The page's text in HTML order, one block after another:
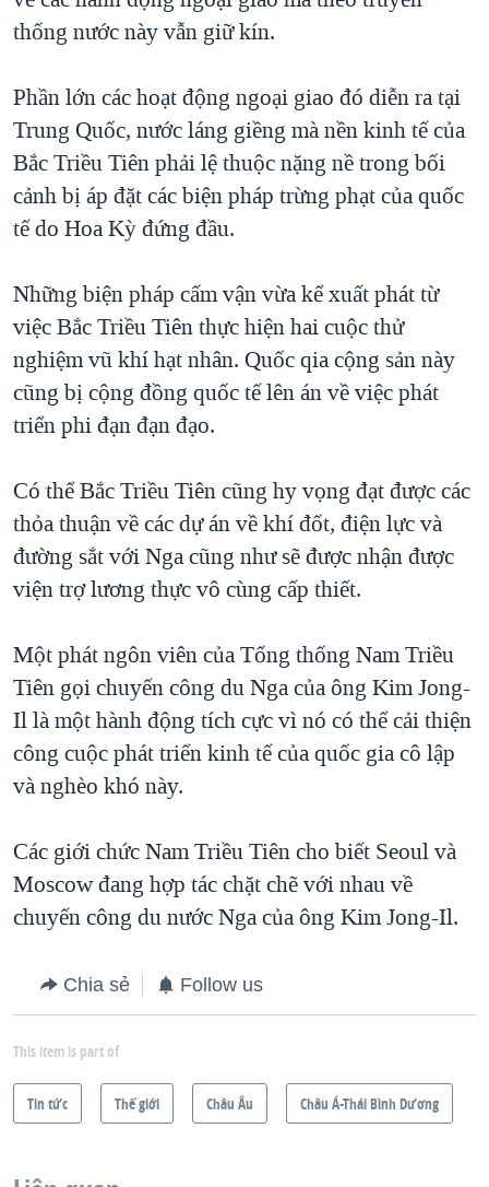
thống nước này vẫn giữ kín.
Phần lớn các hoạt động ngoại giao đó diễn ra tại
Trung Quốc, nước láng giềng mà nền kinh tế của
Bắc Triều Tiên phải lệ thuộc nặng nề trong bối
cảnh bị áp đặt các biện pháp trừng phạt của quốc
tế do Hoa Kỳ đứng đầu.
Những biện pháp cấm vận vừa kể xuất phát từ
việc Bắc Triều Tiên thực hiện hai cuộc thử
nghiệm vũ khí hạt nhân. Quốc qia cộng sản này
cũng bị cộng đồng quốc tế lên án về việc phát
triển phi đạn đạn đạo.
Có thể Bắc Triều Tiên cũng hy vọng đạt được các
thỏa thuận về các dự án về khí đốt, điện lực và
đường sắt với Nga cũng như sẽ được nhận được
viện trợ lương thực vô cùng cấp thiết.
Một phát ngôn viên của Tổng thống Nam Triều
Tiên gọi chuyến công du Nga của ông Kim Jong-
Il là một hành động tích cực vì nó có thể cải thiện
công cuộc phát triển kinh tế của quốc gia cô lập
và nghèo khó này.
Các giới chức Nam Triều Tiên cho biết Seoul và
Moscow đang hợp tác chặt chẽ với nhau về
chuyến công du nước Nga của ông Kim Jong-Il.
Chia sẻ Follow us
This item is part of
Tin tức Thế giới Châu Âu Châu Á-Thái Bình Dương